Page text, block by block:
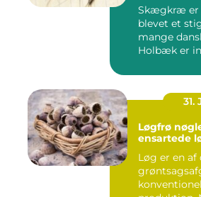
Skægkræ er
blevet et
mange
Holbæk er
31.
Løgfrø nøglen til sunde og
ensartede
Løg er en